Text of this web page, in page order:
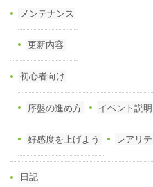
メンテナンス
更新内容
初心者向け
序盤の進め方 イベント説明
好感度を上げよう レアリ
日記